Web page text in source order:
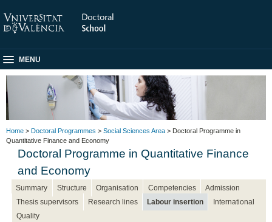
MENU
Home > Doctoral Programmes > Social Sciences Area > Doctoral Programme in
Quantitative Finance and Economy
Doctoral Programme in Quantitative Finance
and Economy
Summary Structure Organisation Competencies
Admission
Thesis supervisors
Research lines Labour insertion
International
Quality